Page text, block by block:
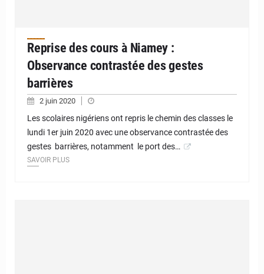
Reprise des cours à Niamey :
Observance contrastée des gestes
barrières
2 juin 2020
Les scolaires nigériens ont repris le chemin des classes le
lundi 1er juin 2020 avec une observance contrastée des
gestes barrières, notamment le port des…
SAVOIR PLUS